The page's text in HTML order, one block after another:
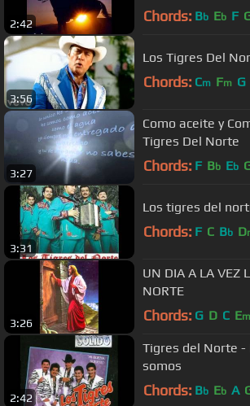
2:42 Chords: Bb Eb F
3:56
Los Tigres Del
Chords: Cm Fm G
3:27
Como aceite y
Tigres Del Norte
Chords: F Bb Eb
3:31
Los tigres del
Chords: F C Bb D
3:26
UN DIA A LA VEZ
NORTE
Chords: G D C Em
2:42
Tigres del Norte -
somos
Chords: Bb Eb A